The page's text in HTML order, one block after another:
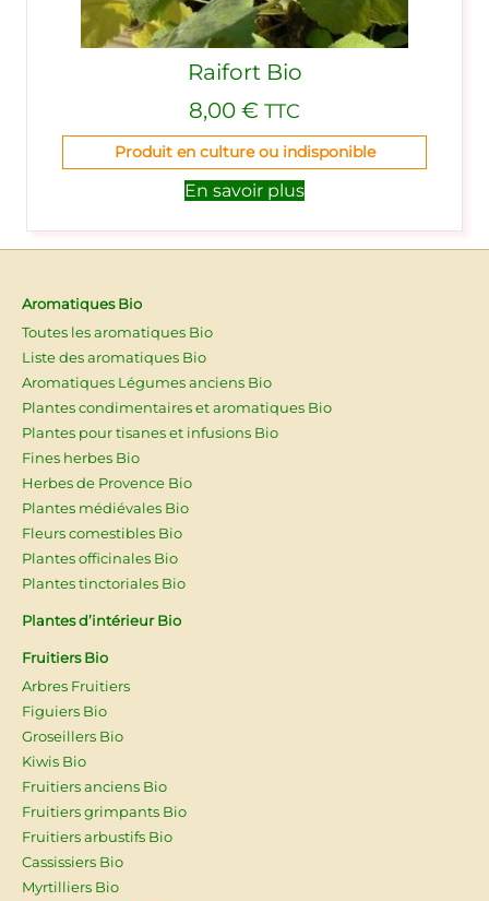
Raifort Bio
8,00 € TTC
Produit en culture ou indisponible
En savoir plus
Aromatiques Bio
Toutes les aromatiques Bio
Liste des aromatiques Bio
Aromatiques Légumes anciens Bio
Plantes condimentaires et aromatiques Bio
Plantes pour tisanes et infusions Bio
Fines herbes Bio
Herbes de Provence Bio
Plantes médiévales Bio
Fleurs comestibles Bio
Plantes officinales Bio
Plantes tinctoriales Bio
Plantes d’intérieur Bio
Fruitiers Bio
Arbres Fruitiers
Figuiers Bio
Groseillers Bio
Kiwis Bio
Fruitiers anciens Bio
Fruitiers grimpants Bio
Fruitiers arbustifs Bio
Cassissiers Bio
Myrtilliers Bio